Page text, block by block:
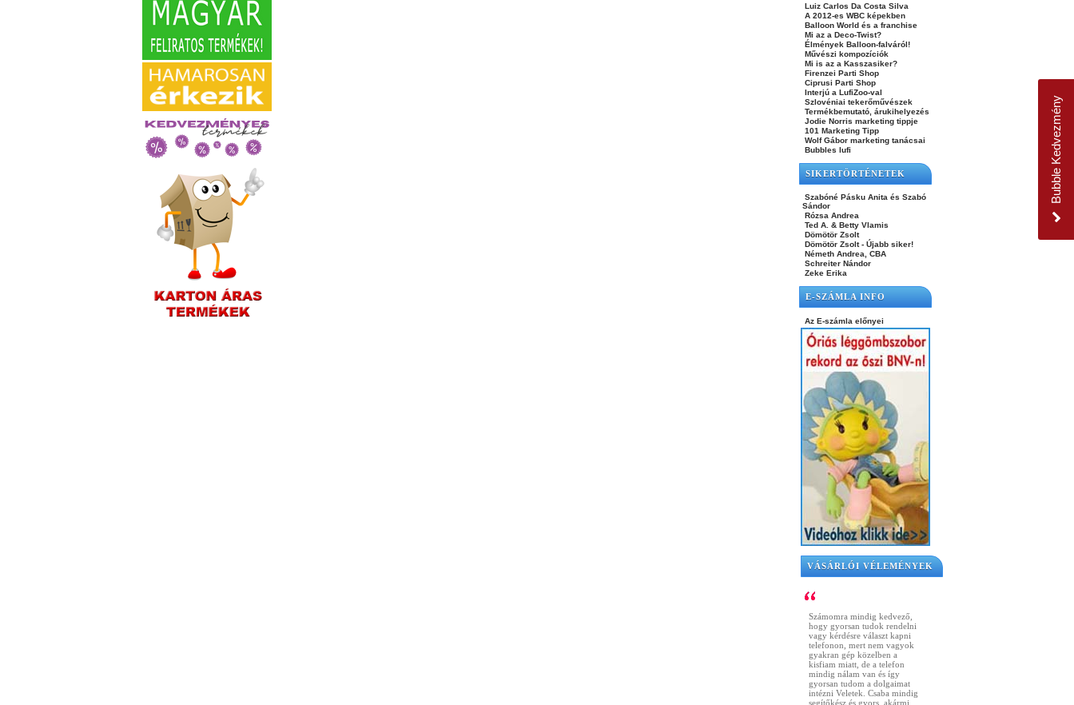
Luiz Carlos Da Costa Silva
A 2012-es WBC képekben
Balloon World és a franchise
Mi az a Deco-Twist?
Élmények Balloon-falváról!
Művészi kompozíciók
Mi is az a Kasszasiker?
Firenzei Parti Shop
Ciprusi Parti Shop
Interjú a LufiZoo-val
Szlovéniai tekerőművészek
Termékbemutató, árukihelyezés
Jodie Norris marketing tippje
101 Marketing Tipp
Wolf Gábor marketing tanácsai
Bubbles lufi
SIKERTÖRTÉNETEK
Szabóné Pásku Anita és Szabó
Sándor
Rózsa Andrea
Ted A. & Betty Vlamis
Dömötör Zsolt
Dömötör Zsolt - Újabb siker!
Németh Andrea, CBA
Schreiter Nándor
Zeke Erika
E-SZÁMLA INFO
Az E-számla előnyei
VÁSÁRLÓI VÉLEMÉNYEK
Számomra mindig kedvező,
hogy gyorsan tudok rendelni
vagy kérdésre választ kapni
telefonon, mert nem vagyok
gyakran gép közelben a
kisfiam miatt, de a telefon
mindig nálam van és így
gyorsan tudom a dolgaimat
intézni Veletek. Csaba mindig
segítőkész és gyors, akármi
Bubble Kedvezmény